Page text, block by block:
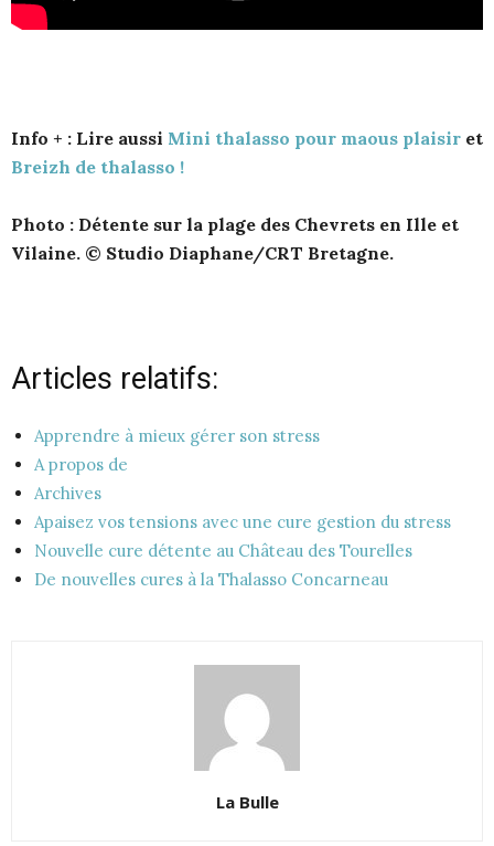
Info + : Lire aussi Mini thalasso pour maous plaisir et
Breizh de thalasso !
Photo : Détente sur la plage des Chevrets en Ille et
Vilaine. © Studio Diaphane/CRT Bretagne.
Articles relatifs:
Apprendre à mieux gérer son stress
A propos de
Archives
Apaisez vos tensions avec une cure gestion du stress
Nouvelle cure détente au Château des Tourelles
De nouvelles cures à la Thalasso Concarneau
La Bulle